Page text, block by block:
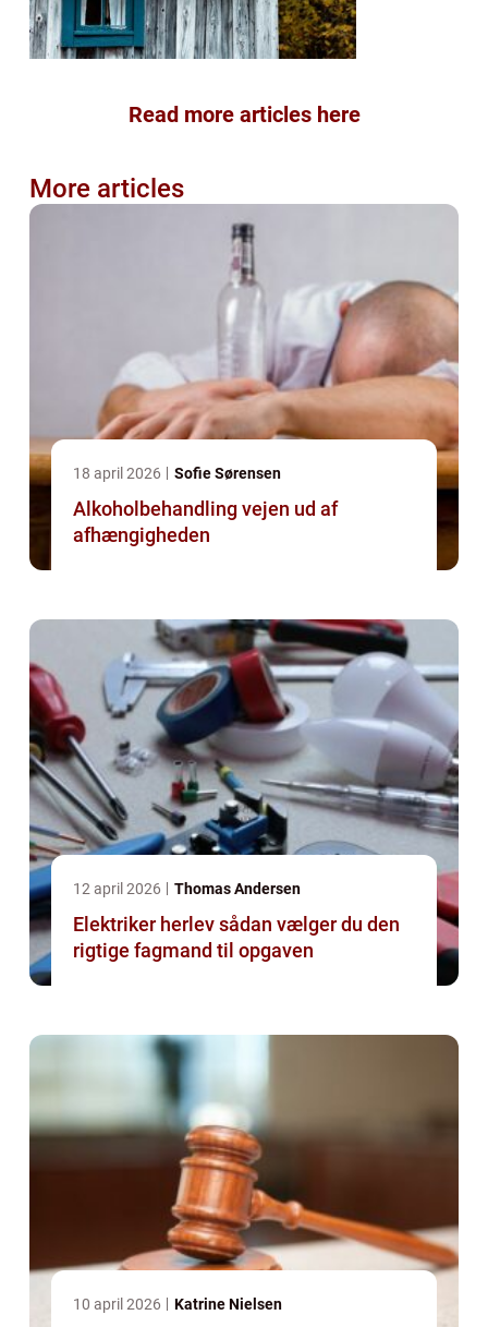
Read more articles here
More articles
18 april 2026 Sofie Sørensen
Alkoholbehandling vejen ud af
afhængigheden
12 april 2026 Thomas Andersen
Elektriker herlev sådan vælger du den
rigtige fagmand til opgaven
10 april 2026 Katrine Nielsen